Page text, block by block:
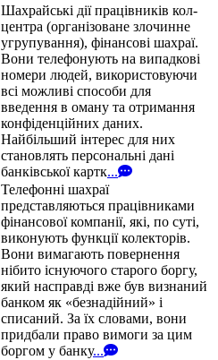
Шахрайські дії працівників кол-
центра (організоване злочинне
угрупування), фінансові шахраї.
Вони телефонують на випадкові
номери людей, використовуючи
всі можливі способи для
введення в оману та отримання
конфіденційних даних.
Найбільший інтерес для них
становлять персональні дані
банківської картк...
Телефонні шахраї
представляються працівниками
фінансової компанії, які, по суті,
виконують функції колекторів.
Вони вимагають повернення
нібито існуючого старого боргу,
який насправді вже був визнаний
банком як «безнадійний» і
списаний. За їх словами, вони
придбали право вимоги за цим
боргом у банку...